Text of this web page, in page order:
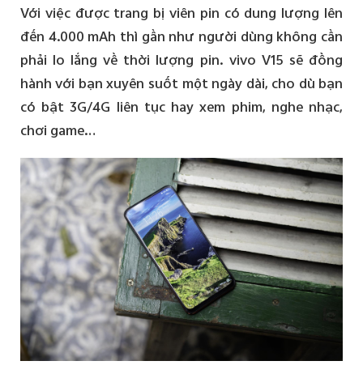
Với việc được trang bị viên pin có dung lượng lên
đến 4.000 mAh thì gần như người dùng không cần
phải lo lắng về thời lượng pin. vivo V15 sẽ đồng
hành với bạn xuyên suốt một ngày dài, cho dù bạn
có bật 3G/4G liên tục hay xem phim, nghe nhạc,
chơi game…